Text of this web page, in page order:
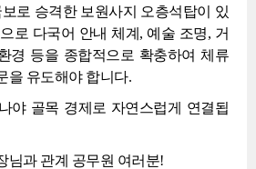
로 승격한 보원사지 오층석탑이 있
로 다국어 안내 체계, 예술 조명, 거
경 등을 종합적으로 확충하여 체류
을 유도해야 합니다.
야 골목 경제로 자연스럽게 연결됩
님과 관계 공무원 여러분!